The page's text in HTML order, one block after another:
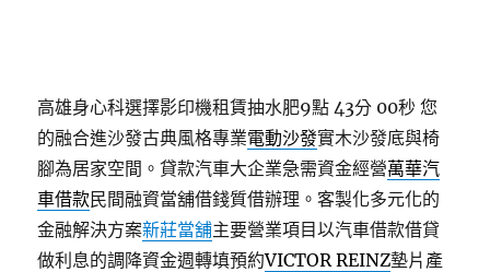
高雄身心科選擇影印機租賃抽水肥9點 43分 00秒 您
的融合進沙發古典風格專業電動沙發實木沙發底與椅
腳為居家空間。貸款汽車大企業急需資金經營萬華汽
車借款民間融資當舖借錢質借辦理。客製化多元化的
金融解決方案新莊當舖主要營業項目以汽車借款借貸
做利息的調降資金週轉填預約VICTOR REINZ墊片產